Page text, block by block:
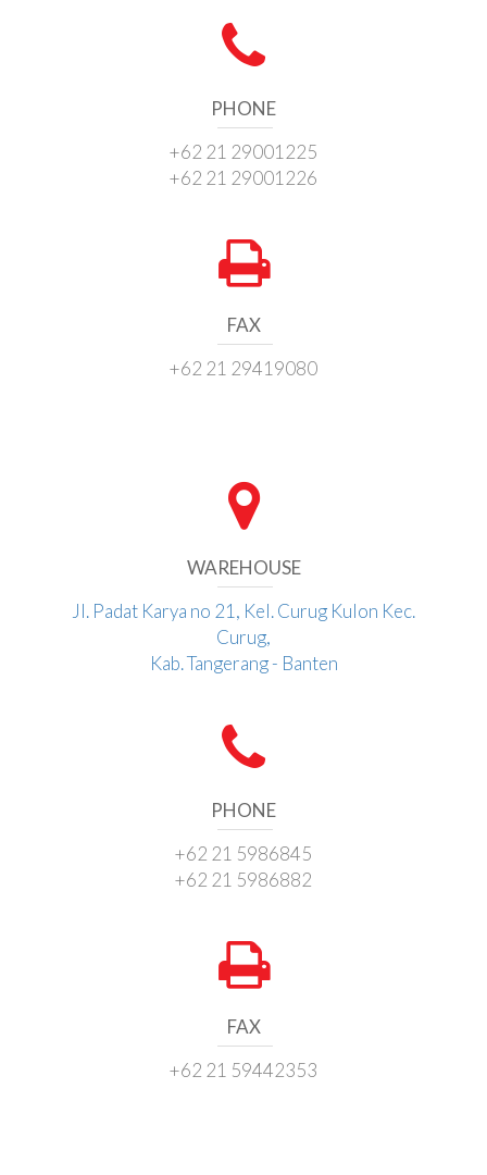
PHONE
+62 21 29001225
+62 21 29001226
FAX
+62 21 29419080
WAREHOUSE
Jl. Padat Karya no 21, Kel. Curug Kulon Kec.
Curug,
Kab. Tangerang - Banten
PHONE
+62 21 5986845
+62 21 5986882
FAX
+62 21 59442353